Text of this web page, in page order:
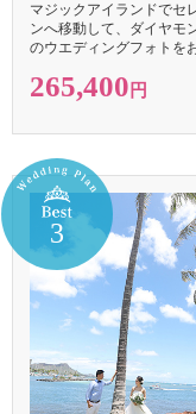
マジックアイランドでセ
ンへ移動して、ダイヤモ
のウエディングフォトを
265,400 円